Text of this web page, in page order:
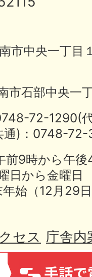
市中央一丁目
石部中央一
72-
通)：0748-
前9時から午
日から金曜日
始（12月29
セス 庁舎内